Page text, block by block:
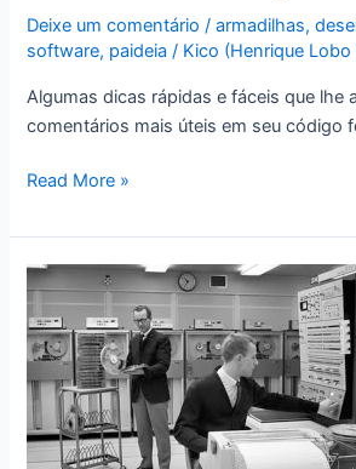
Deixe um comentário /armadilhas,
software, paideia / Kico (Henrique Lobo
Algumas dicas rápidas e fáceis que lhe
comentários mais úteis em seu código
Quando
comentário
realmente
documenta
o
código
Read More »